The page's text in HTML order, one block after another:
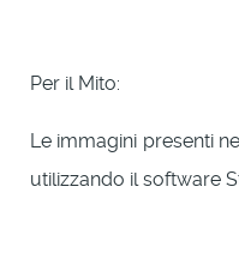
Per il Mito:
Le immagini presenti
utilizzando il software